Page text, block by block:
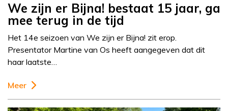
We zijn er Bijna! bestaat 15 jaar, ga
mee terug in de tijd
Het 14e seizoen van We zijn er Bijna! zit erop.
Presentator Martine van Os heeft aangegeven dat dit
haar laatste…
Meer